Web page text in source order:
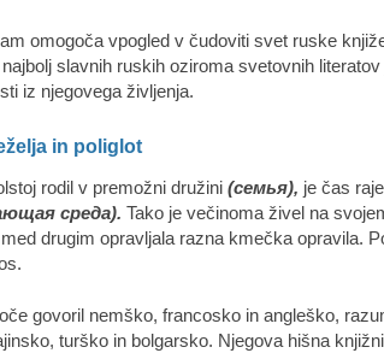
omogoča vpogled v čudoviti svet ruske
slavnih ruskih oziroma svetovnih
iz njegovega življenja.
in poliglot
rodil v premožni družini (семья), je čas
среда). Tako je večinoma živel na
drugim opravljala razna kmečka opravila.
govoril nemško, francosko in angleško,
turško in bolgarsko. Njegova hišna